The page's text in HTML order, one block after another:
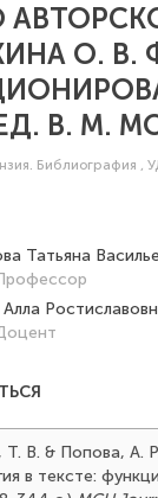
О. В.
В. М.
Библиография ,
Татьяна
Т. В. & Попова, А.
в тексте: